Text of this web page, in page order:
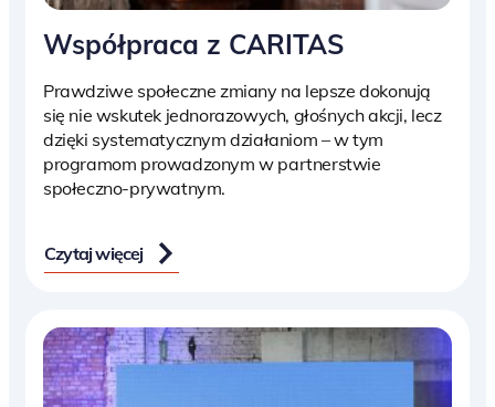
Współpraca z CARITAS
Prawdziwe społeczne zmiany na lepsze dokonują
się nie wskutek jednorazowych, głośnych akcji, lecz
dzięki systematycznym działaniom – w tym
programom prowadzonym w partnerstwie
społeczno-prywatnym.
Czytaj więcej